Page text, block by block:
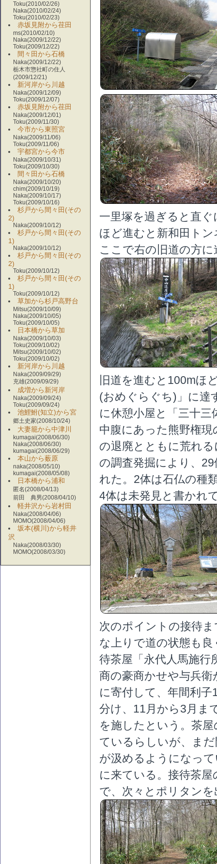
一里塚を過ぎると直
ほど進むと新和田ト
ここで右の旧道の方に
旧道を進むと100mほ
(おめぐらぐち)」に達
に休憩小屋と「三十
中腹にあった熊野権
の退廃とともに荒れ
の調査発掘により、
れた。2体は石仏の種
4体は未発見と書かれ
次のポイントの接待
な上りで道の状態も
待茶屋「永代人馬施行
商の豪商かせや与兵
に寄付して、年間利
分け、11月から3月ま
を施したという。茶
ているらしいが、ま
が汲めるようになっ
に来ている。接待茶
で、次々とポリタン
Toku(2010/02/26)
Naka(2010/02/24)
Toku(2010/02/23)
赤坂見附から荏田
ms(2010/02/10)
Naka(2009/12/22)
Toku(2009/12/22)
間々田から石橋
Naka(2009/12/22)
栃木市惣社町の住人
(2009/12/21)
新河岸から川越
Naka(2009/12/09)
Toku(2009/12/07)
赤坂見附から荏田
Naka(2009/12/01)
Toku(2009/11/30)
今市から東照宮
Naka(2009/11/06)
Toku(2009/11/06)
宇都宮から今市
Naka(2009/10/31)
Toku(2009/10/30)
間々田から石橋
Naka(2009/10/20)
chim(2009/10/19)
Naka(2009/10/17)
Toku(2009/10/16)
杉戸から間々田(その
2)
Naka(2009/10/12)
杉戸から間々田(その
1)
Naka(2009/10/12)
杉戸から間々田(その
2)
Toku(2009/10/12)
杉戸から間々田(その
1)
Toku(2009/10/12)
草加から杉戸高野台
Mitsu(2009/10/09)
Naka(2009/10/05)
Toku(2009/10/05)
日本橋から草加
Naka(2009/10/03)
Toku(2009/10/02)
Mitsu(2009/10/02)
Toku(2009/10/02)
新河岸から川越
Naka(2009/09/29)
充雄(2009/09/29)
成増から新河岸
Naka(2009/09/24)
Toku(2009/09/24)
池鯉鮒(知立)から宮
郷土史家(2008/10/24)
大妻籠から中津川
kumagai(2008/06/30)
Naka(2008/06/30)
kumagai(2008/06/29)
本山から薮原
naka(2008/05/10)
kumagai(2008/05/08)
日本橋から浦和
匿名(2008/04/13)
前田 典男(2008/04/10)
軽井沢から岩村田
Naka(2008/04/06)
MOMO(2008/04/06)
坂本(横川)から軽井
沢
Naka(2008/03/30)
MOMO(2008/03/30)